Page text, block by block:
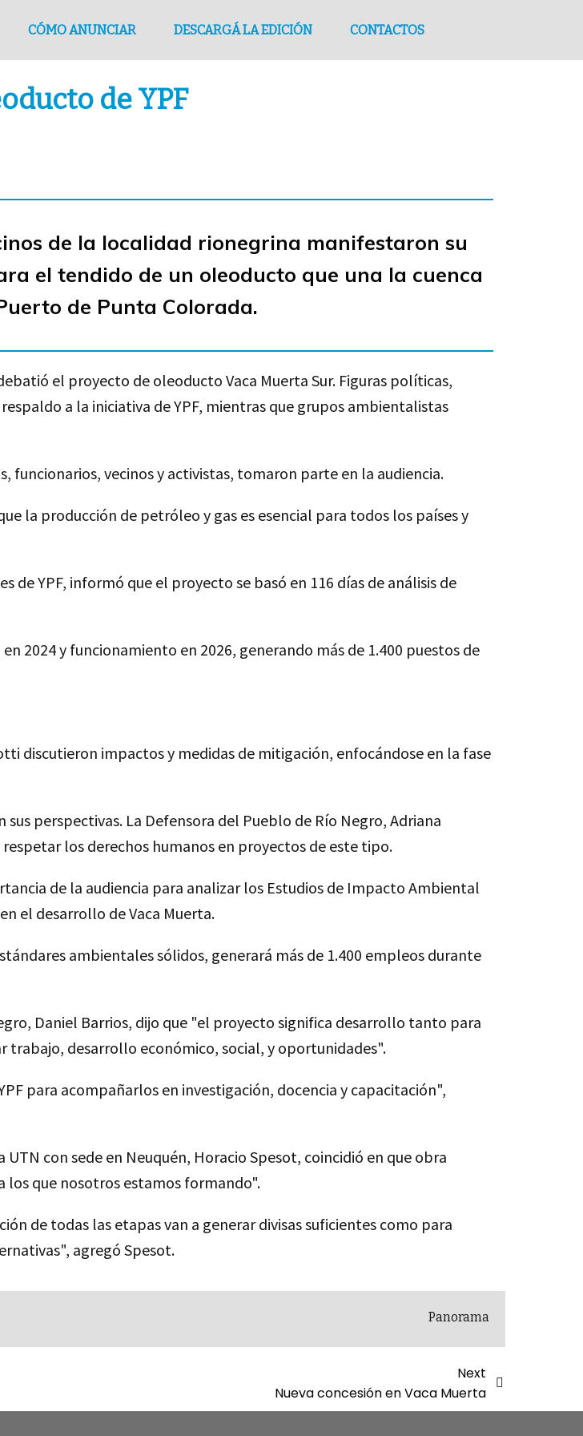
CÓMO ANUNCIAR DESCARGÁ LA EDICIÓN CONTACTOS
de YPF
de la localidad rionegrina manifestaron su
el tendido de un oleoducto que una la cuenca
de Punta Colorada.
el proyecto de oleoducto Vaca Muerta Sur. Figuras políticas,
a la iniciativa de YPF, mientras que grupos ambientalistas
vecinos y activistas, tomaron parte en la audiencia.
la producción de petróleo y gas es esencial para todos los países y
de YPF, informó que el proyecto se basó en 116 días de análisis de
2024 y funcionamiento en 2026, generando más de 1.400 puestos de
discutieron impactos y medidas de mitigación, enfocándose en la fase
perspectivas. La Defensora del Pueblo de Río Negro, Adriana
los derechos humanos en proyectos de este tipo.
de la audiencia para analizar los Estudios de Impacto Ambiental
el desarrollo de Vaca Muerta.
ambientales sólidos, generará más de 1.400 empleos durante
Daniel Barrios, dijo que "el proyecto significa desarrollo tanto para
trabajo, desarrollo económico, social, y oportunidades".
para acompañarlos en investigación, docencia y capacitación",
con sede en Neuquén, Horacio Spesot, coincidió en que obra
los que nosotros estamos formando".
de todas las etapas van a generar divisas suficientes como para
agregó Spesot.
Panorama
Next
Nueva concesión en Vaca Muerta